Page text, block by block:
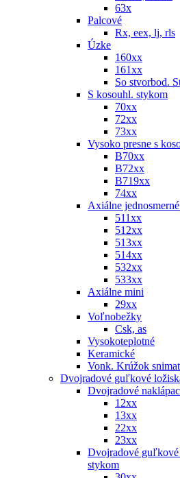
63x
Palcové
Rx, eex, lj, rls
Úzke
160xx
161xx
So stvorbod.
S kosouhl. stykom
70xx
72xx
73xx
Vysoko presne s
B70xx
B72xx
B719xx
74xx
Axiálne
511xx
512xx
513xx
514xx
532xx
533xx
Axiálne mini
29xx
Voľnobežky
Csk, as
Vysokoteplotné
Keramické
Vonk. Krúžok
Dvojradové guľkové
Dvojradové
12xx
13xx
22xx
23xx
Dvojradové
stykom